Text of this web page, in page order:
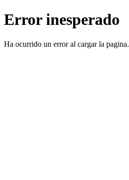
Error inesperado
Ha ocurrido un error al cargar la pagina.